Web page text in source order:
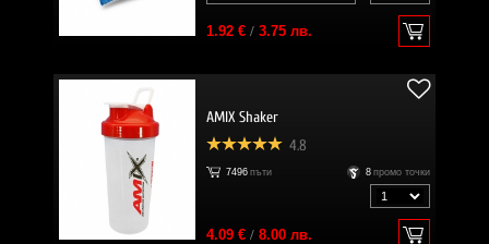
1.92 €/ 3.75 лв.
AMIX Shaker
4.8
7496 пъти 8 промо точки
4.09 €/ 8.00 лв.